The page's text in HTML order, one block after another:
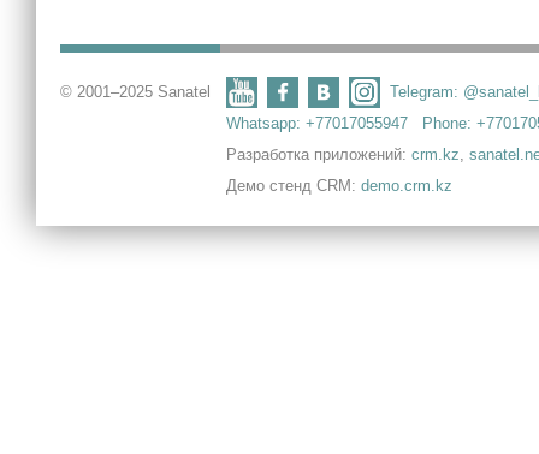
© 2001–2025 Sanatel
Telegram:
Whatsapp: +77017055947
Phone:
Разработка приложений:crm.kz,
Демо стенд CRM:demo.crm.kz